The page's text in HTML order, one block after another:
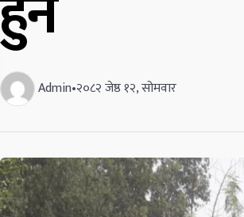
Admin•२०८२ जेष्ठ १२, सोमवार